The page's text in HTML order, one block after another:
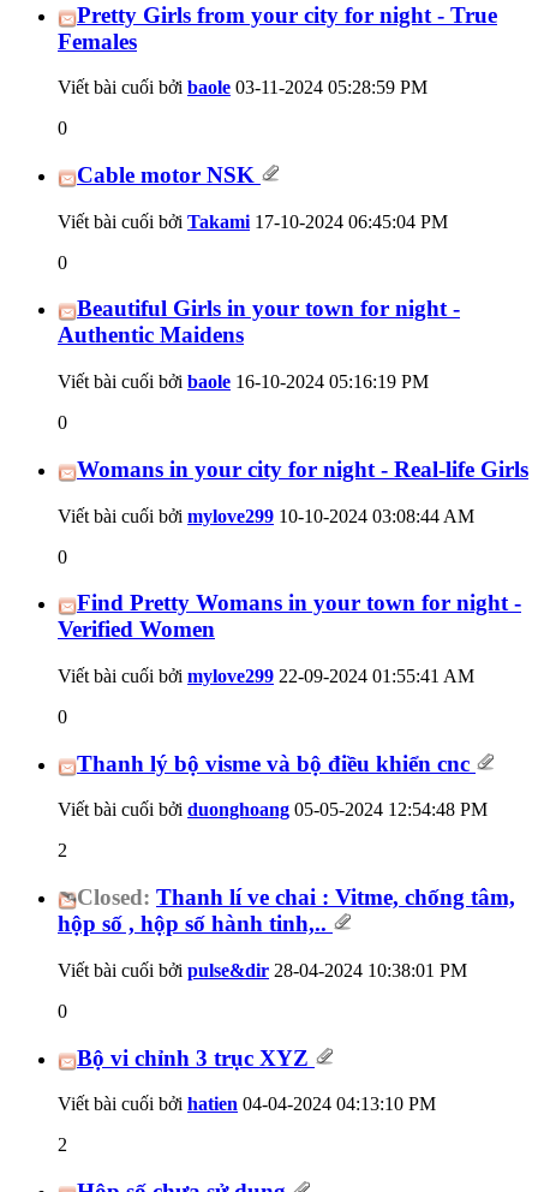
Pretty Girls from your city for night - True
Females
Viết bài cuối bởi baole 03-11-2024 05:28:59 PM
0
Cable motor NSK
Viết bài cuối bởi Takami 17-10-2024 06:45:04 PM
0
Beautiful Girls in your town for night -
Authentic Maidens
Viết bài cuối bởi baole 16-10-2024 05:16:19 PM
0
Womans in your city for night - Real-life Girls
Viết bài cuối bởi mylove299 10-10-2024 03:08:44 AM
0
Find Pretty Womans in your town for night -
Verified Women
Viết bài cuối bởi mylove299 22-09-2024 01:55:41 AM
0
Thanh lý bộ visme và bộ điều khiển cnc
Viết bài cuối bởi duonghoang 05-05-2024 12:54:48 PM
2
Closed: Thanh lí ve chai : Vitme, chống tâm,
hộp số , hộp số hành tinh,..
Viết bài cuối bởi pulse&dir 28-04-2024 10:38:01 PM
0
Bộ vi chỉnh 3 trục XYZ
Viết bài cuối bởi hatien 04-04-2024 04:13:10 PM
2